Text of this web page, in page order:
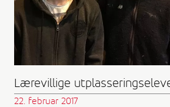
Lærevillige
22. februar 2017